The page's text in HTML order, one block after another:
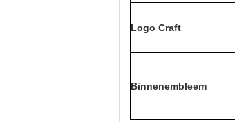
Logo Craft
Binnenembleem